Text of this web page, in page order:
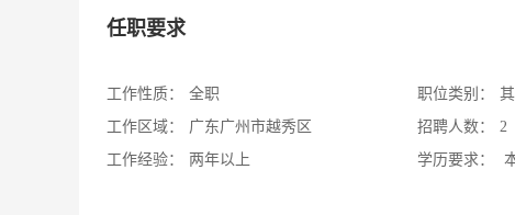
任职要求
工作性质：
全职
工作区域：
广东广州市越秀区
工作经验：
两年以上
职位类别：
招聘人数：
2
学历要求：